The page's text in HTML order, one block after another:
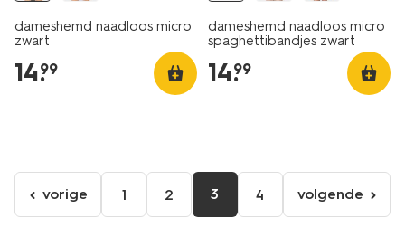
dameshemd naadloos micro
zwart
14.
99
dameshemd naadloos micro
spaghettibandjes zwart
14.
99
ga
naar
vorige 1 2 3 4
volgende
pagina
volgende